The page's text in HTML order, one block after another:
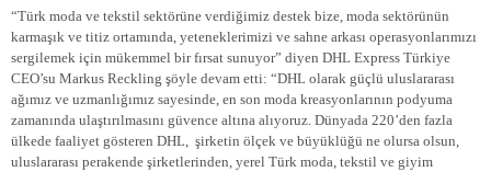
“Türk moda ve tekstil sektörüne verdiğimiz destek bize, moda sektörünün
karmaşık ve titiz ortamında, yeteneklerimizi ve sahne arkası operasyonlarımızı
sergilemek için mükemmel bir fırsat sunuyor” diyen DHL Express Türkiye
CEO’su Markus Reckling şöyle devam etti: “DHL olarak güçlü uluslararası
ağımız ve uzmanlığımız sayesinde, en son moda kreasyonlarının podyuma
zamanında ulaştırılmasını güvence altına alıyoruz. Dünyada 220’den fazla
ülkede faaliyet gösteren DHL,
şirketin ölçek ve büyüklüğü ne olursa olsun,
uluslararası perakende şirketlerinden, yerel Türk moda, tekstil ve giyim